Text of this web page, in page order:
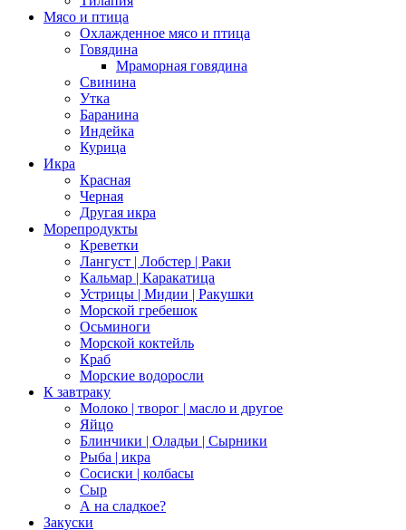
Мясо и птица
Охлажденное мясо и птица
Говядина
Мраморная говядина
Свинина
Утка
Баранина
Индейка
Курица
Икра
Красная
Черная
Другая икра
Морепродукты
Креветки
Лангуст | Лобстер | Раки
Кальмар | Каракатица
Устрицы | Мидии | Ракушки
Морской гребешок
Осьминоги
Морской коктейль
Краб
Морские водоросли
К завтраку
Молоко | творог | масло и другое
Яйцо
Блинчики | Оладьи | Сырники
Рыба | икра
Сосиски | колбасы
Сыр
А на сладкое?
Закуски